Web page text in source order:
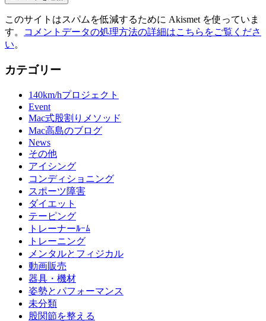
このサイトはスパムを低減するために Akismet を使っていま
す。
コメントデータの処理方法の詳細はこちらをご覧くださ
い。
カテゴリー
140km/hプロジェクト
Event
Mac式股割りメソッド
Mac高島のブログ
News
その他
アイシング
コンディショニング
スポーツ障害
ダイエット
テーピング
トレーナーﾙｰﾑ
トレーニング
メンタルとフィジカル
動画販売
器具・機材
姿勢とパフォーマンス
未分類
股関節を整える